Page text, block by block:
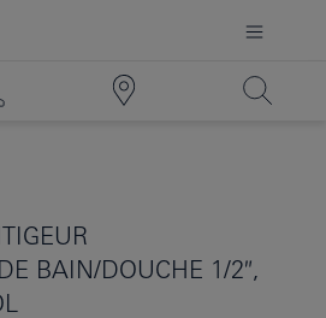
BAIN/DOUCHE 1/2″,